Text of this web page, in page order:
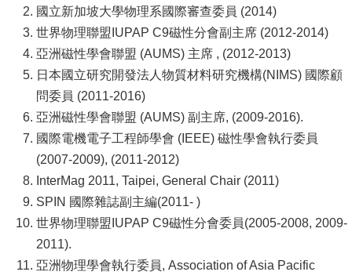
國立新加坡大學物理系國際審查委員 (2014)
世界物理聯盟IUPAP C9磁性分會副主席 (2012-2014)
亞洲磁性學會聯盟 (AUMS) 主席 , (2012-2013)
日本國立研究開發法人物質材料研究機構(NIMS) 國際顧
問委員 (2011-2016)
亞洲磁性學會聯盟 (AUMS) 副主席, (2009-2016).
國際電機電子工程師學會 (IEEE) 磁性學會執行委員
(2007-2009), (2011-2012)
InterMag 2011, Taipei, General Chair (2011)
SPIN 國際雜誌副主編(2011- )
世界物理聯盟IUPAP C9磁性分會委員(2005-2008, 2009-
2011).
亞洲物理學會執行委員, Association of Asia Pacific